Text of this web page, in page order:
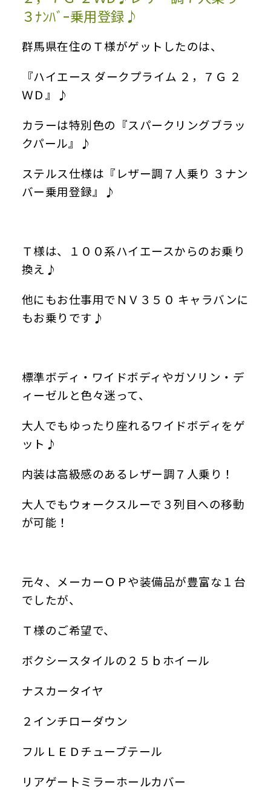
３ﾅﾝﾊﾞｰ乗用登録♪
群馬県在住のＴ様がゲットしたのは、
『ハイエース ダークプライム ２，７Ｇ ２
ＷＤ』♪
カラーは特別色の『スパークリングブラッ
クパール』♪
ステルス仕様は『レザー調７人乗り ３ナン
バー乗用登録』♪
Ｔ様は、１００系ハイエースからのお乗り
換え♪
他にもお仕事用でＮＶ３５０ キャラバンに
もお乗りです♪
標準ボディ・ワイドボディやガソリン・デ
ィーゼルと色々迷って、
大人でもゆったり座れるワイドボディをゲ
ット♪
内装は高級感のあるレザー調７人乗り！
大人でもウォークスルーで３列目への移動
が可能！
元々、メーカーＯＰや装備品が豊富な１台
でしたが、
Ｔ様のご希望で、
ボクシースタイルの２５ｂホイール
ナスカータイヤ
２インチローダウン
フルＬＥＤチューブテール
リアゲートミラーホールカバー